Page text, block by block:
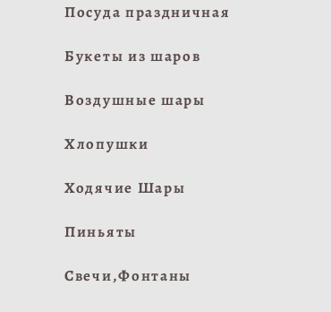
Посуда праздничная
Букеты из шаров
Воздушные шары
Хлопушки
Ходячие Шары
Пиньяты
Свечи,Фонтаны